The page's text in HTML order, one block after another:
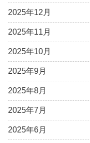
2025年12月
2025年11月
2025年10月
2025年9月
2025年8月
2025年7月
2025年6月